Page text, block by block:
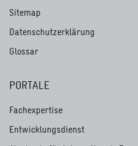
Sitemap
Datenschutzerklärung
Glossar
PORTALE
Fachexpertise
Entwicklungsdienst